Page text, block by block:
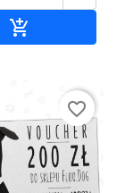

favorite_border